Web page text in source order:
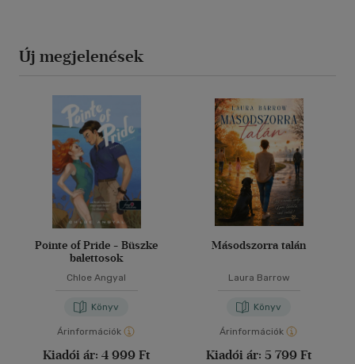
Új megjelenések
Pointe of Pride - Büszke
balettosok
Chloe Angyal
Könyv
Árinformációk
Kiadói ár: 4 999 Ft
Másodszorra talán
Laura Barrow
Könyv
Árinformációk
Kiadói ár: 5 799 Ft